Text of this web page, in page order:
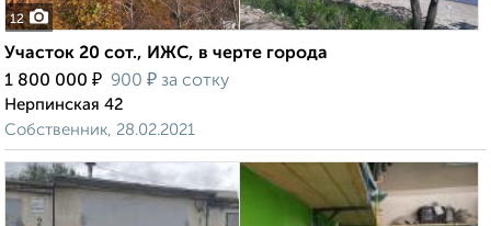
12
Участок 20 сот., ИЖС, в черте города
1 800 000 ₽ 900 ₽ за сотку
Нерпинская 42
Собственник, 28.02.2021